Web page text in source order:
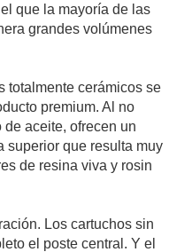
que la mayoría de las
grandes volúmenes
totalmente cerámicos se
premium. Al no
aceite, ofrecen un
superior que resulta muy
de resina viva y rosin
Los cartuchos sin
el poste central. Y el